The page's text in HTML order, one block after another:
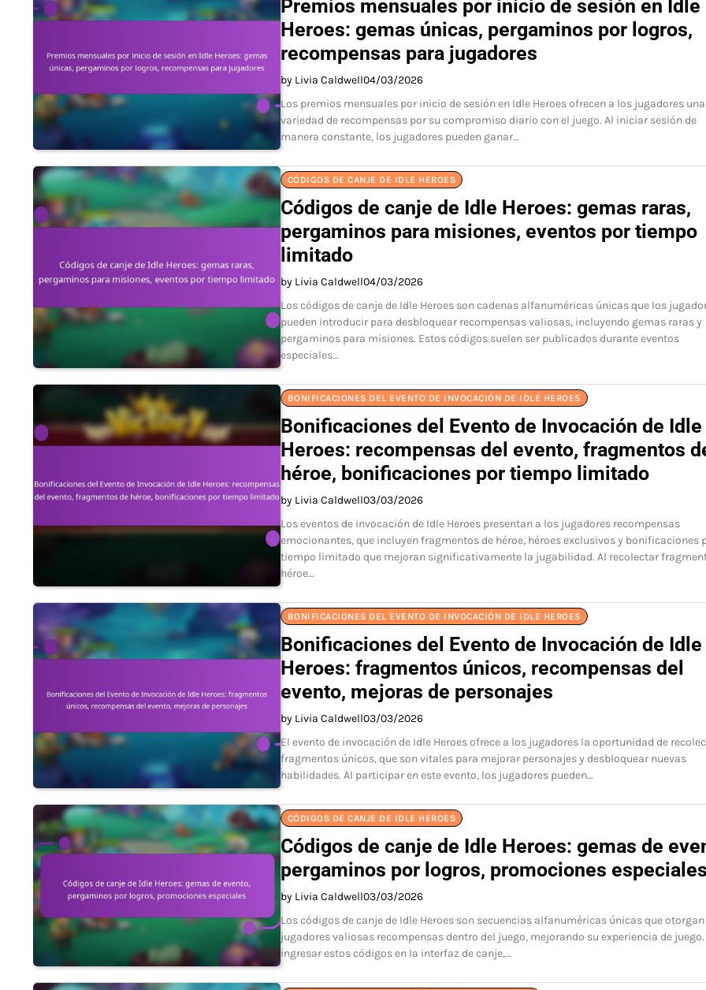
Premios mensuales por inicio de sesión en Idle
Heroes: gemas únicas, pergaminos por logros,
recompensas para jugadores
by Livia Caldwell04/03/2026
Los premios mensuales por inicio de sesión en Idle Heroes ofrecen a los jugadores una
variedad de recompensas por su compromiso diario con el juego. Al iniciar sesión de
manera constante, los jugadores pueden ganar…
CÓDIGOS DE CANJE DE IDLE HEROES
Códigos de canje de Idle Heroes: gemas raras,
pergaminos para misiones, eventos por tiempo
limitado
by Livia Caldwell04/03/2026
Los códigos de canje de Idle Heroes son cadenas alfanuméricas únicas que los
pueden introducir para desbloquear recompensas valiosas, incluyendo gemas raras y
pergaminos para misiones. Estos códigos suelen ser publicados durante eventos
especiales…
BONIFICACIONES DEL EVENTO DE INVOCACIÓN DE IDLE HEROES
Bonificaciones del Evento de Invocación de Idle
Heroes: recompensas del evento, fragmentos
héroe, bonificaciones por tiempo limitado
by Livia Caldwell03/03/2026
Los eventos de invocación de Idle Heroes presentan a los jugadores recompensas
emocionantes, que incluyen fragmentos de héroe, héroes exclusivos y bonificaciones
tiempo limitado que mejoran significativamente la jugabilidad. Al recolectar
héroe…
BONIFICACIONES DEL EVENTO DE INVOCACIÓN DE IDLE HEROES
Bonificaciones del Evento de Invocación de Idle
Heroes: fragmentos únicos, recompensas del
evento, mejoras de personajes
by Livia Caldwell03/03/2026
El evento de invocación de Idle Heroes ofrece a los jugadores la oportunidad de
fragmentos únicos, que son vitales para mejorar personajes y desbloquear nuevas
habilidades. Al participar en este evento, los jugadores pueden…
CÓDIGOS DE CANJE DE IDLE HEROES
Códigos de canje de Idle Heroes: gemas de
pergaminos por logros, promociones especiales
by Livia Caldwell03/03/2026
Los códigos de canje de Idle Heroes son secuencias alfanuméricas únicas que
jugadores valiosas recompensas dentro del juego, mejorando su experiencia de juego.
ingresar estos códigos en la interfaz de canje,…